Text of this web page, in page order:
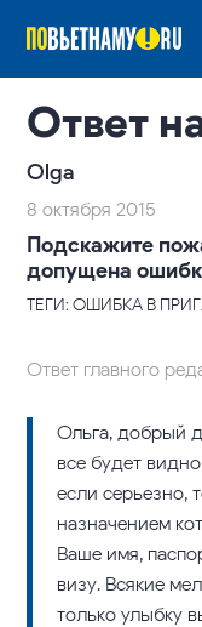
Ответ
Olga
8 октября 2015
Подскажите
допущена
ТЕГИ: ОШИБКА В
Ответ главного
Ольга, добрый
все будет
если серьезно,
назначением
Ваше имя,
визу. Всякие
только улыбку